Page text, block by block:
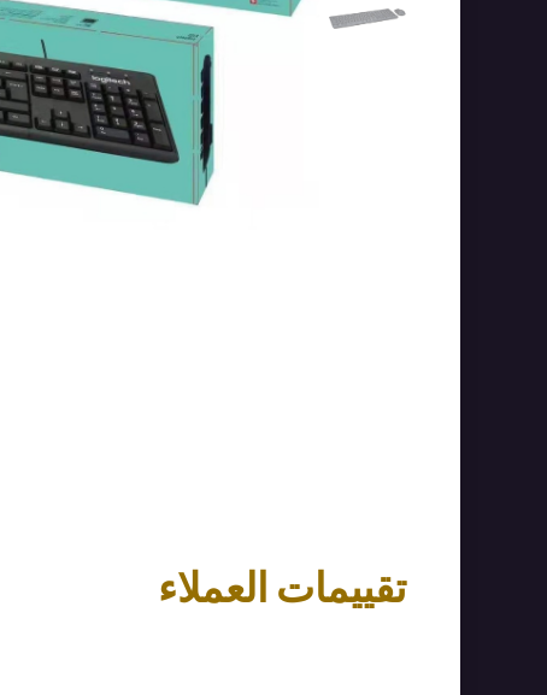
تقييمات العملاء